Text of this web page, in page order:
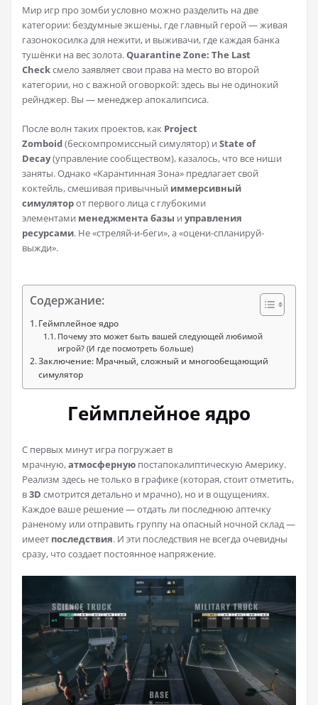
Мир игр про зомби условно можно разделить на две
категории: бездумные экшены, где главный герой — живая
газонокосилка для нежити, и выживачи, где каждая банка
тушёнки на вес золота.Quarantine Zone: The Last
Checkсмело заявляет свои права на место во второй
категории, но с важной оговоркой: здесь вы не одинокий
рейнджер. Вы — менеджер апокалипсиса.
После волн таких проектов, как Project
Zomboid(бескомпромиссный симулятор) и State of
Decay(управление сообществом), казалось, что все ниши
заняты. Однако «Карантинная Зона» предлагает свой
коктейль, смешивая привычный иммерсивный
симуляторот первого лица с глубокими
элементами менеджмента базы и управления
ресурсами. Не «стреляй-и-беги», а «оцени-спланируй-
выжди».
Содержание:
Геймплейное ядро
Почему это может быть вашей следующей любимой
игрой? (И где посмотреть больше)
Заключение: Мрачный, сложный и многообещающий
симулятор
Геймплейное ядро
С первых минут игра погружает в
мрачную,атмосферную постапокалиптическую Америку.
Реализм здесь не только в графике (которая, стоит отметить,
в3D смотрится детально и мрачно), но и в ощущениях.
Каждое ваше решение — отдать ли последнюю аптечку
раненому или отправить группу на опасный ночной склад —
имеет последствия. И эти последствия не всегда очевидны
сразу, что создает постоянное напряжение.